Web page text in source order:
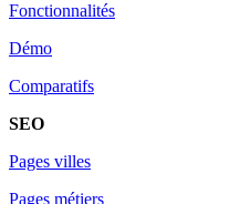
Fonctionnalités
Démo
Comparatifs
SEO
Pages villes
Pages métiers